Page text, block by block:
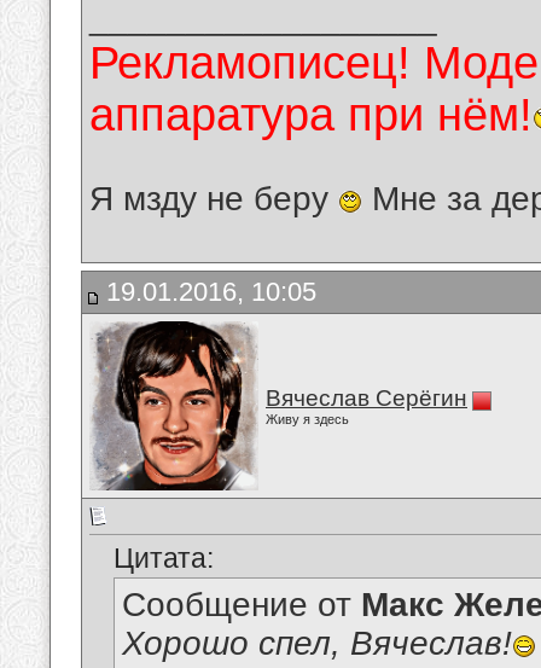
Рекламописец!
аппаратура при нём!
Я мзду не беру Мне за
19.01.2016, 10:05
Вячеслав Серёгин
Живу я здесь
Цитата:
Сообщение от Макс
Хорошо спел, Вячеслав!